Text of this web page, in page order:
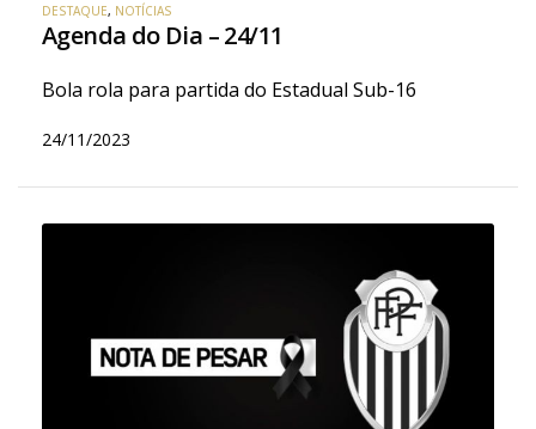
DESTAQUE, NOTÍCIAS
Agenda do Dia – 24/11
Bola rola para partida do Estadual Sub-16
24/11/2023